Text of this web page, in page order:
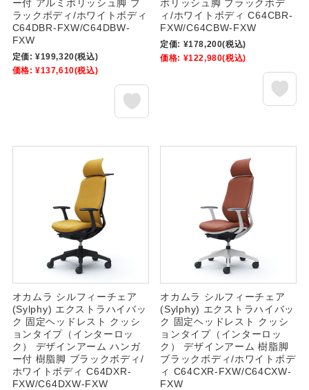
ー付 アルミポリッシュ脚 ブ
ラックボディ/ホワイトボディ
C64DBR-FXW/C64DBW-
FXW
定価: ¥199,320(税込)
価格: ¥137,610(税込)
ポリッシュ脚 ブラックボデ
ィ/ホワイトボディ C64CBR-
FXW/C64CBW-FXW
定価: ¥178,200(税込)
価格: ¥122,980(税込)
オカムラ シルフィーチェア
(Sylphy) エクストラハイバッ
ク 固定ヘッドレスト クッシ
ョンタイプ（インターロッ
ク） デザインアーム ハンガ
ー付 樹脂脚 ブラックボディ/
ホワイトボディ C64DXR-
FXW/C64DXW-FXW
オカムラ シルフィーチェア
(Sylphy) エクストラハイバッ
ク 固定ヘッドレスト クッシ
ョンタイプ（インターロッ
ク） デザインアーム 樹脂脚
ブラックボディ/ホワイトボデ
ィ C64CXR-FXW/C64CXW-
FXW